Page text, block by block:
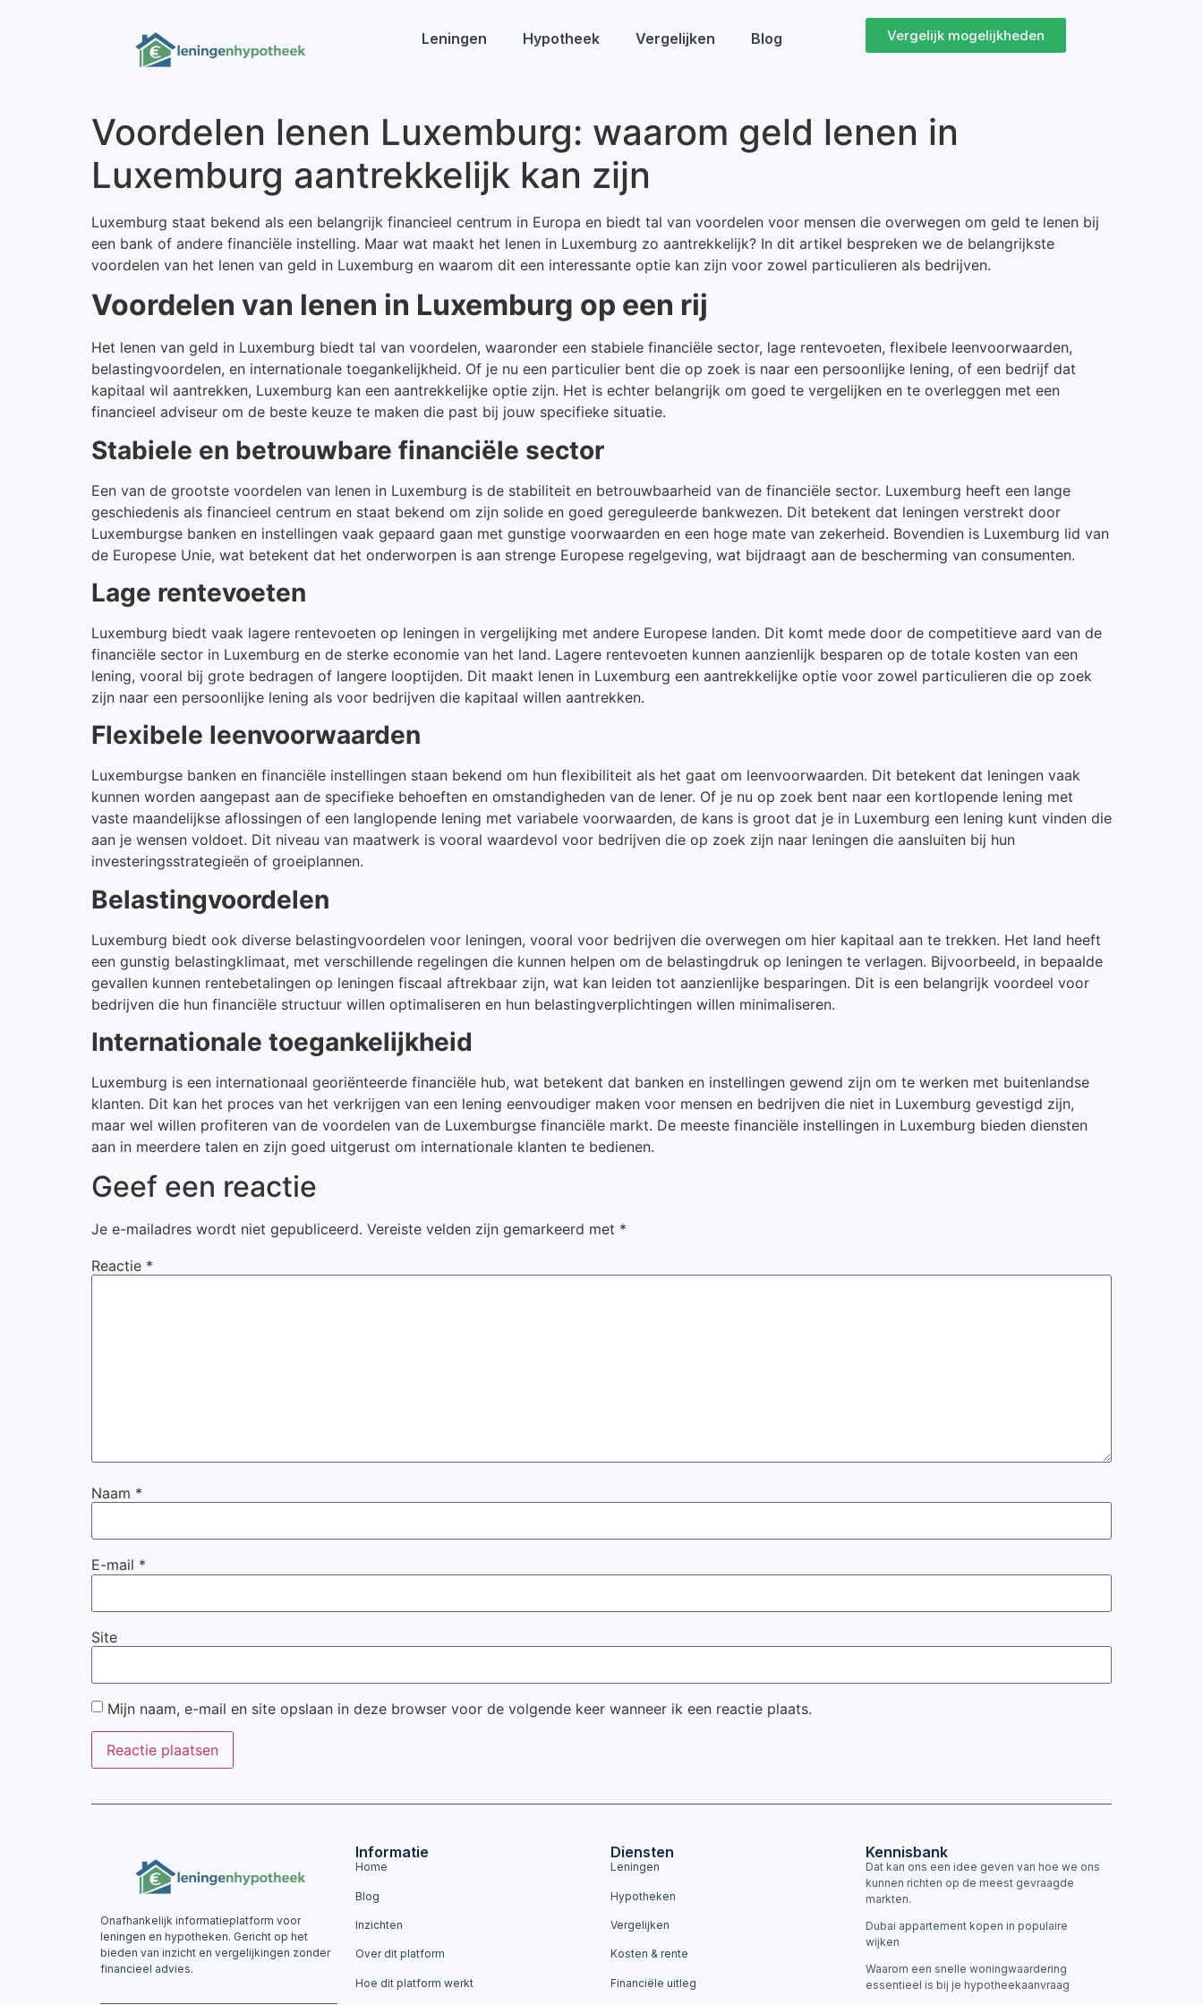
Leningen Hypotheek Vergelijken Blog Vergelijk mogelijkheden
Voordelen lenen Luxemburg: waarom geld lenen in
Luxemburg aantrekkelijk kan zijn
Luxemburg staat bekend als een belangrijk financieel centrum in Europa en biedt tal van voordelen voor mensen die overwegen om geld te lenen bij
een bank of andere financiële instelling. Maar wat maakt het lenen in Luxemburg zo aantrekkelijk? In dit artikel bespreken we de belangrijkste
voordelen van het lenen van geld in Luxemburg en waarom dit een interessante optie kan zijn voor zowel particulieren als bedrijven.
Voordelen van lenen in Luxemburg op een rij
Het lenen van geld in Luxemburg biedt tal van voordelen, waaronder een stabiele financiële sector, lage rentevoeten, flexibele leenvoorwaarden,
belastingvoordelen, en internationale toegankelijkheid. Of je nu een particulier bent die op zoek is naar een persoonlijke lening, of een bedrijf dat
kapitaal wil aantrekken, Luxemburg kan een aantrekkelijke optie zijn. Het is echter belangrijk om goed te vergelijken en te overleggen met een
financieel adviseur om de beste keuze te maken die past bij jouw specifieke situatie.
Stabiele en betrouwbare financiële sector
Een van de grootste voordelen van lenen in Luxemburg is de stabiliteit en betrouwbaarheid van de financiële sector. Luxemburg heeft een lange
geschiedenis als financieel centrum en staat bekend om zijn solide en goed gereguleerde bankwezen. Dit betekent dat leningen verstrekt door
Luxemburgse banken en instellingen vaak gepaard gaan met gunstige voorwaarden en een hoge mate van zekerheid. Bovendien is Luxemburg lid van
de Europese Unie, wat betekent dat het onderworpen is aan strenge Europese regelgeving, wat bijdraagt aan de bescherming van consumenten.
Lage rentevoeten
Luxemburg biedt vaak lagere rentevoeten op leningen in vergelijking met andere Europese landen. Dit komt mede door de competitieve aard van de
financiële sector in Luxemburg en de sterke economie van het land. Lagere rentevoeten kunnen aanzienlijk besparen op de totale kosten van een
lening, vooral bij grote bedragen of langere looptijden. Dit maakt lenen in Luxemburg een aantrekkelijke optie voor zowel particulieren die op zoek
zijn naar een persoonlijke lening als voor bedrijven die kapitaal willen aantrekken.
Flexibele leenvoorwaarden
Luxemburgse banken en financiële instellingen staan bekend om hun flexibiliteit als het gaat om leenvoorwaarden. Dit betekent dat leningen vaak
kunnen worden aangepast aan de specifieke behoeften en omstandigheden van de lener. Of je nu op zoek bent naar een kortlopende lening met
vaste maandelijkse aflossingen of een langlopende lening met variabele voorwaarden, de kans is groot dat je in Luxemburg een lening kunt vinden die
aan je wensen voldoet. Dit niveau van maatwerk is vooral waardevol voor bedrijven die op zoek zijn naar leningen die aansluiten bij hun
investeringsstrategieën of groeiplannen.
Belastingvoordelen
Luxemburg biedt ook diverse belastingvoordelen voor leningen, vooral voor bedrijven die overwegen om hier kapitaal aan te trekken. Het land heeft
een gunstig belastingklimaat, met verschillende regelingen die kunnen helpen om de belastingdruk op leningen te verlagen. Bijvoorbeeld, in bepaalde
gevallen kunnen rentebetalingen op leningen fiscaal aftrekbaar zijn, wat kan leiden tot aanzienlijke besparingen. Dit is een belangrijk voordeel voor
bedrijven die hun financiële structuur willen optimaliseren en hun belastingverplichtingen willen minimaliseren.
Internationale toegankelijkheid
Luxemburg is een internationaal georiënteerde financiële hub, wat betekent dat banken en instellingen gewend zijn om te werken met buitenlandse
klanten. Dit kan het proces van het verkrijgen van een lening eenvoudiger maken voor mensen en bedrijven die niet in Luxemburg gevestigd zijn,
maar wel willen profiteren van de voordelen van de Luxemburgse financiële markt. De meeste financiële instellingen in Luxemburg bieden diensten
aan in meerdere talen en zijn goed uitgerust om internationale klanten te bedienen.
Geef een reactie
Je e-mailadres wordt niet gepubliceerd. Vereiste velden zijn gemarkeerd met *
Reactie *
Naam *
E-mail *
Site
Mijn naam, e-mail en site opslaan in deze browser voor de volgende keer wanneer ik een reactie plaats.
Onafhankelijk informatieplatform voor
leningen en hypotheken. Gericht op het
bieden van inzicht en vergelijkingen zonder
financieel advies.
Informatie
Home
Blog
Inzichten
Over dit platform
Hoe dit platform werkt
Diensten
Leningen
Hypotheken
Vergelijken
Kosten & rente
Financiële uitleg
Kennisbank
Dat kan ons een idee geven van hoe we ons
kunnen richten op de meest gevraagde
markten.
Dubai appartement kopen in populaire
wijken
Waarom een snelle woningwaardering
essentieel is bij je hypotheekaanvraag